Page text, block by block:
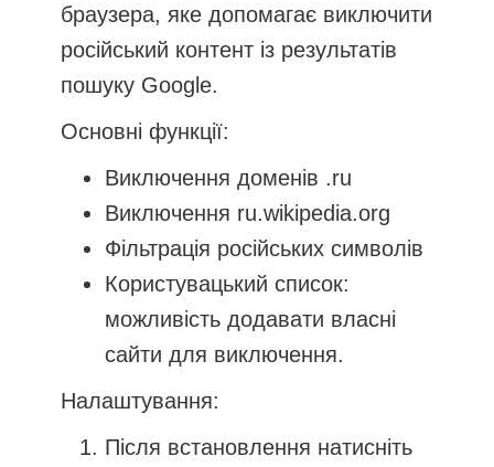
браузера, яке допомагає виключити
російський контент із результатів
пошуку Google.
Основні функції:
Виключення доменів .ru
Виключення ru.wikipedia.org
Фільтрація російських символів
Користувацький список:
можливість додавати власні
сайти для виключення.
Налаштування:
Після встановлення натисніть